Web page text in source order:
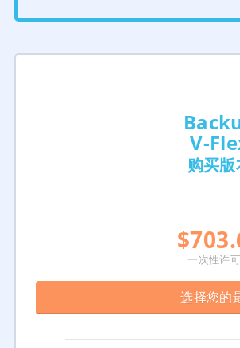
购买
一次性许
选择您的